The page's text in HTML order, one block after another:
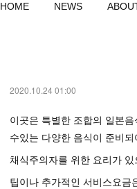
HOME NEWS
2020.10.24 01:00
이곳은 특별한 조합의 일본
수있는 다양한 음식이 준비
채식주의자를 위한 요리가
팁이나 추가적인 서비스요금